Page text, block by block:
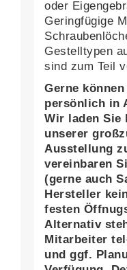
oder
Geringfügige
Gestelltypen
sind zum Teil
Gerne
persönlich in
Wir laden Sie
unserer
Ausstellung
vereinbaren
(gerne auch
Hersteller
festen
Alternativ
Mitarbeiter
und ggf.